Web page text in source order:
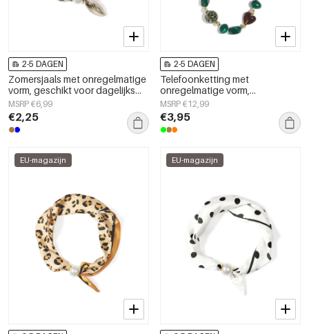
2-5 DAGEN
Zomersjaals met onregelmatige
vorm, geschikt voor dagelijks
gebruik, van polyester,
dagelijkse accessoires
MSRP €6,99
€2,25
2-5 DAGEN
Telefoonketting met
onregelmatige vorm,
eenvoudige acryl, dagelijkse
accessoires
MSRP €12,99
€3,95
EU-magazijn EU-magazijn